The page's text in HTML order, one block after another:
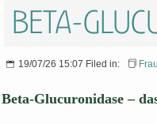
Beta-
19/07/26 15:07 Filed in:
Beta-Glucuronidase –